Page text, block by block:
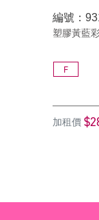
編號：
塑膠黃藍
F
加租價